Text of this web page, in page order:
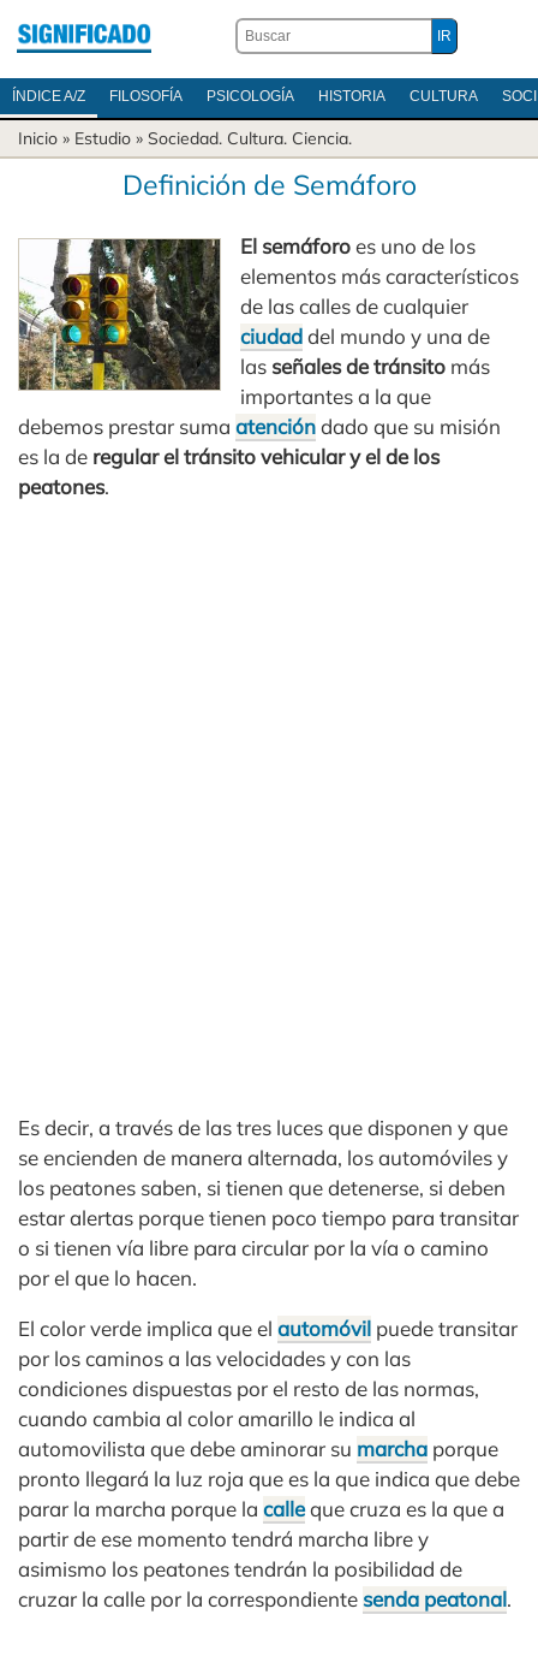
ÍNDICE A/Z FILOSOFÍA PSICOLOGÍA HISTORIA CULTURA
Inicio » Estudio » Sociedad. Cultura. Ciencia.
Definición de Semáforo
El semáforoes uno de los
elementos más característicos
de las calles de cualquier
ciudaddel mundo y una de
las señales de tránsito más
importantes a la que
debemos prestar suma atencióndado que su misión
es la de regular el tránsito vehicular y el de los
peatones.
Es decir, a través de las tres luces que disponen y que
se encienden de manera alternada, los automóviles y
los peatones saben, si tienen que detenerse, si deben
estar alertas porque tienen poco tiempo para transitar
o si tienen vía libre para circular por la vía o camino
por el que lo hacen.
El color verde implica que el automóvil puede transitar
por los caminos a las velocidades y con las
condiciones dispuestas por el resto de las normas,
cuando cambia al color amarillo le indica al
automovilista que debe aminorar su marcha porque
pronto llegará la luz roja que es la que indica que debe
parar la marcha porque la calleque cruza es la que a
partir de ese momento tendrá marcha libre y
asimismo los peatones tendrán la posibilidad de
cruzar la calle por la correspondiente senda peatonal.